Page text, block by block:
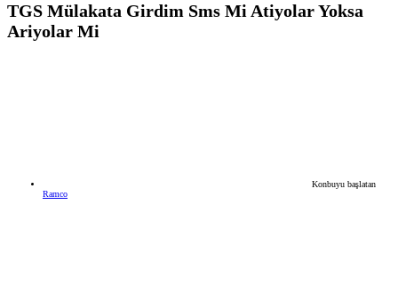
TGS Mülakata Girdim Sms Mi Atiyolar Yoksa
Ariyolar Mi
Konbuyu başlatan
Ramco